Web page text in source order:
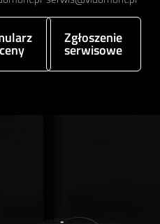
Zgłoszenie
serwisowe